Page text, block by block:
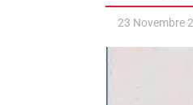
23 Novembre